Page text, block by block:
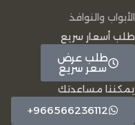
الأبواب والنوافذ
طلب أسعار سريع
طلب عرض
سعر سريع
يمكننا مساعدتك
966566236112+